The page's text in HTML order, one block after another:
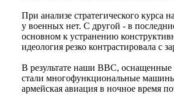
При анализе стратегического
у военных нет. С другой - в
основном к устранению
идеология резко контрастировала с
В результате наши ВВС, оснащенные
стали многофункциональные машины
армейская авиация в ночное время